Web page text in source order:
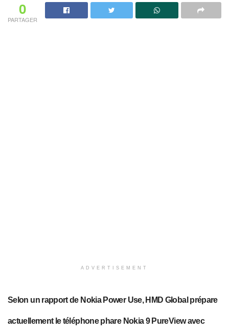
0
PARTAGER
ADVERTISEMENT
Selon un rapport de Nokia Power Use, HMD Global prépare
actuellement le téléphone phare Nokia 9 PureView avec